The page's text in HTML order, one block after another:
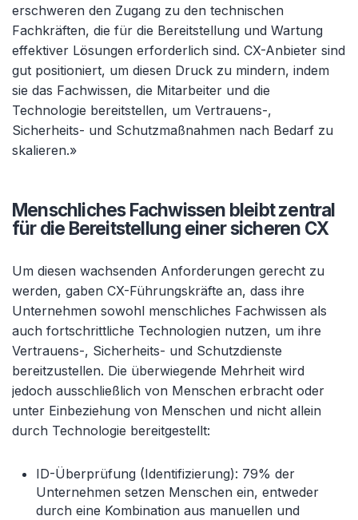
erschweren den Zugang zu den technischen
Fachkräften, die für die Bereitstellung und Wartung
effektiver Lösungen erforderlich sind. CX-Anbieter sind
gut positioniert, um diesen Druck zu mindern, indem
sie das Fachwissen, die Mitarbeiter und die
Technologie bereitstellen, um Vertrauens-,
Sicherheits- und Schutzmaßnahmen nach Bedarf zu
skalieren.»
Menschliches Fachwissen bleibt zentral
für die Bereitstellung einer sicheren CX
Um diesen wachsenden Anforderungen gerecht zu
werden, gaben CX-Führungskräfte an, dass ihre
Unternehmen sowohl menschliches Fachwissen als
auch fortschrittliche Technologien nutzen, um ihre
Vertrauens-, Sicherheits- und Schutzdienste
bereitzustellen. Die überwiegende Mehrheit wird
jedoch ausschließlich von Menschen erbracht oder
unter Einbeziehung von Menschen und nicht allein
durch Technologie bereitgestellt:
ID-Überprüfung (Identifizierung): 79% der
Unternehmen setzen Menschen ein, entweder
durch eine Kombination aus manuellen und